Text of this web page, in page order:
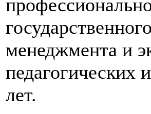
менеджмента и
педагогических
лет.